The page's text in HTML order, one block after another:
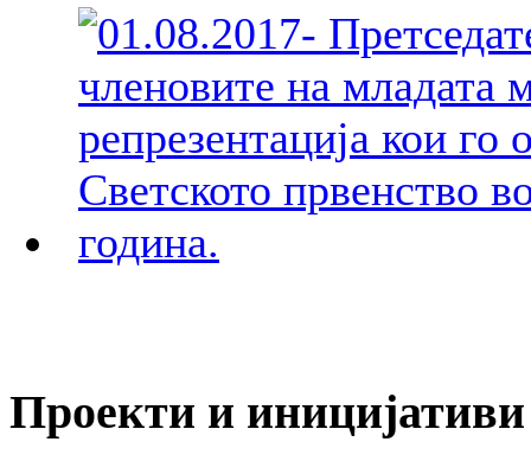
Проекти и иницијативи